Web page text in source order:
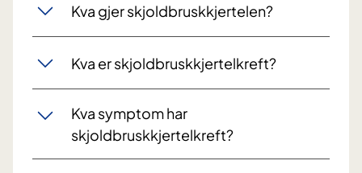
Kva gjer skjoldbruskkjertelen?
Kva er skjoldbruskkjertelkreft?
Kva symptom har
skjoldbruskkjertelkreft?